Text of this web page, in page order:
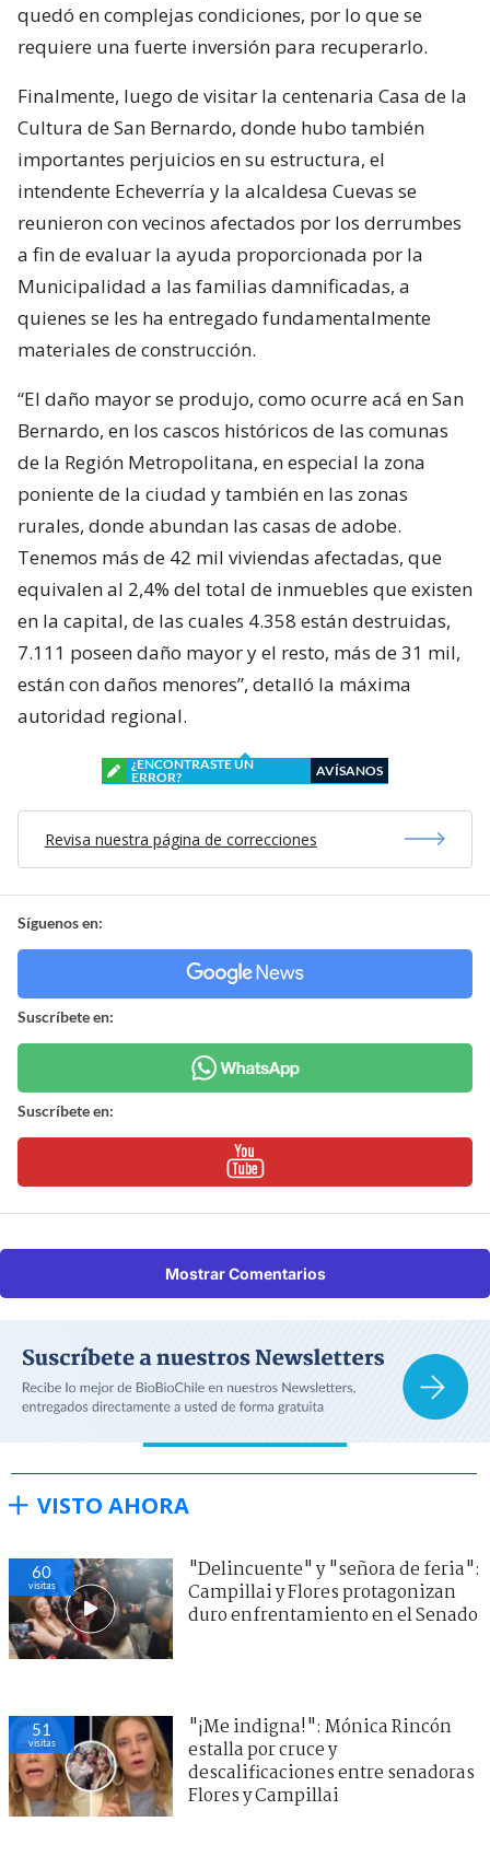
quedó en complejas condiciones, por lo que se
requiere una fuerte inversión para recuperarlo.
Finalmente, luego de visitar la centenaria Casa de la
Cultura de San Bernardo, donde hubo también
importantes perjuicios en su estructura, el
intendente Echeverría y la alcaldesa Cuevas se
reunieron con vecinos afectados por los derrumbes
a fin de evaluar la ayuda proporcionada por la
Municipalidad a las familias damnificadas, a
quienes se les ha entregado fundamentalmente
materiales de construcción.
“El daño mayor se produjo, como ocurre acá en San
Bernardo, en los cascos históricos de las comunas
de la Región Metropolitana, en especial la zona
poniente de la ciudad y también en las zonas
rurales, donde abundan las casas de adobe.
Tenemos más de 42 mil viviendas afectadas, que
equivalen al 2,4% del total de inmuebles que existen
en la capital, de las cuales 4.358 están destruidas,
7.111 poseen daño mayor y el resto, más de 31 mil,
están con daños menores”, detalló la máxima
autoridad regional.
¿ENCONTRASTE UN
ERROR?
AVÍSANOS
Revisa nuestra página de correcciones
Síguenos en:
Suscríbete en:
Suscríbete en:
Mostrar Comentarios
VISTO AHORA
60
visitas
"Delincuente" y "señora de feria":
Campillai y Flores protagonizan
duro enfrentamiento en el Senado
51
visitas
"¡Me indigna!": Mónica Rincón
estalla por cruce y
descalificaciones entre senadoras
Flores y Campillai